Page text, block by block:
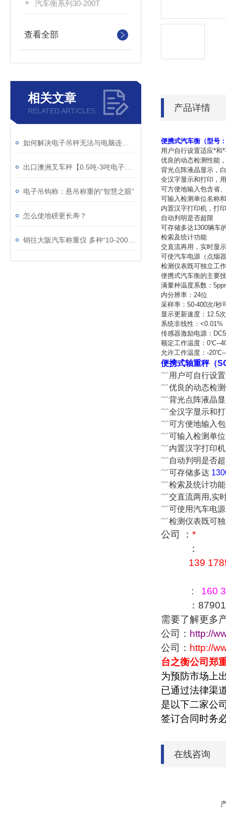
汽车衡系列30-200T
查看全部
相关文章
RELATED ARTICLES
电子吊钩称：悬吊称重的“智慧之眼”
怎么使地磅更长寿？
产品详情
便携式汽车衡（型号
用户自行设置适应*和
优良的动态检测性能
背光点阵液晶显示，
全汉字显示和打印，
可方便地输入包含省
可输入检测单位名称
内置汉字打印机，打
自动判明是否超限
可存储多达1300辆车
检索及统计功能
交直流再用，实时显
可使汽车电源（点烟
检测仪表既可独立工
便携式汽车衡的主要
满量种温度系数：
内分辨率：24位
采样率：50-400次/秒
显示更新速度：12.5
系统非线性：<0.01%
传感器激励电源：
额定工作温度：0℃--
允许工作温度：-
便携式轴重秤（
﹌用户可自行设
﹌优良的动态检
﹌背光点阵液晶
﹌全汉字显示和
﹌可方便地输入
﹌可输入检测单
﹌内置汉字打印
﹌自动判明是否
﹌可存储多达
﹌检索及统计功
﹌交直流两用 ,实
﹌可使用汽车电
﹌检测仪表既可
公司 ： *
：
139
: 160
：
需要了解更多
公司： http://
公司： http://
台之衡公司郑
为预防市场上
已通过法律渠
是以下二家公
签订合同时务
在线咨询